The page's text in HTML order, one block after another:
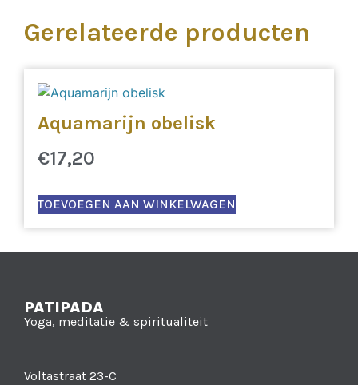
Gerelateerde producten
Aquamarijn obelisk
€17,20
TOEVOEGEN AAN WINKELWAGEN
PATIPADA
Yoga, meditatie & spiritualiteit
Voltastraat 23-C